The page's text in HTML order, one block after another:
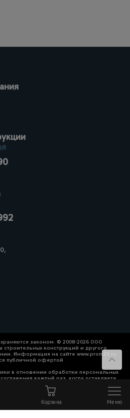
законом. © 2008-2026 ООО
конструкций и другого
Информация на сайте www.prom23.ru
публичной офертой
в отношении обработки персональных
каждый раз, когда оставляете
связи на сайте prom23.ru и его
конфиденциальности
Корзина Меню